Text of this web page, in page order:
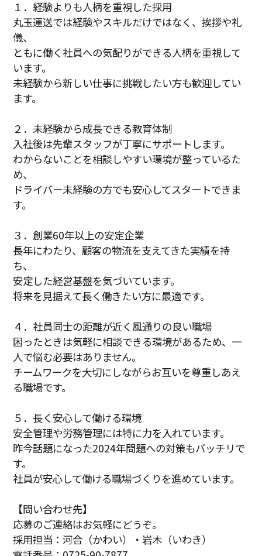
１．経験よりも人柄を重視した採用
丸玉運送では経験やスキルだけではなく、挨拶や礼
儀、
ともに働く社員への気配りができる人柄を重視して
います。
未経験から新しい仕事に挑戦したい方も歓迎してい
ます。
２．未経験から成長できる教育体制
入社後は先輩スタッフが丁寧にサポートします。
わからないことを相談しやすい環境が整っているた
め、
ドライバー未経験の方でも安心してスタートできま
す。
３．創業60年以上の安定企業
長年にわたり、顧客の物流を支えてきた実績を持
ち、
安定した経営基盤を気づいています。
将来を見据えて長く働きたい方に最適です。
４．社員同士の距離が近く風通りの良い職場
困ったときは気軽に相談できる環境があるため、一
人で悩む必要はありません。
チームワークを大切にしながらお互いを尊重しあえ
る職場です。
５．長く安心して働ける環境
安全管理や労務管理には特に力を入れています。
昨今話題になった2024年問題への対策もバッチリで
す。
社員が安心して働ける職場づくりを進めています。
【問い合わせ先】
応募のご連絡はお気軽にどうぞ。
採用担当：河合（かわい）・岩木（いわき）